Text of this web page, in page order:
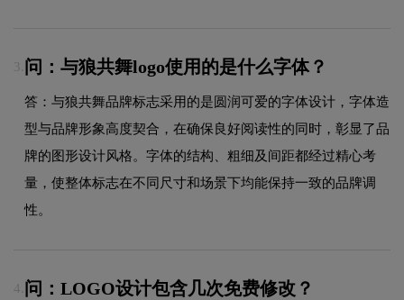
3. 问：与狼共舞logo使用的是什么字体？
答：与狼共舞品牌标志采用的是圆润可爱的字体设计，字体造
型与品牌形象高度契合，在确保良好阅读性的同时，彰显了品
牌的图形设计风格。字体的结构、粗细及间距都经过精心考
量，使整体标志在不同尺寸和场景下均能保持一致的品牌调
性。
4. 问：LOGO设计包含几次免费修改？